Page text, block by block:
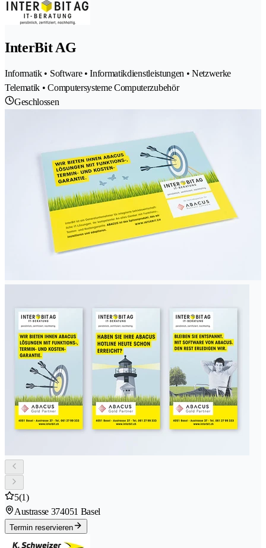
InterBit AG
Informatik • Software • Informatikdienstleistungen • Netzwerke
Telematik • Computersysteme Computerzubehör
Geschlossen
5(1)
Austrasse 374051 Basel
Termin reservieren